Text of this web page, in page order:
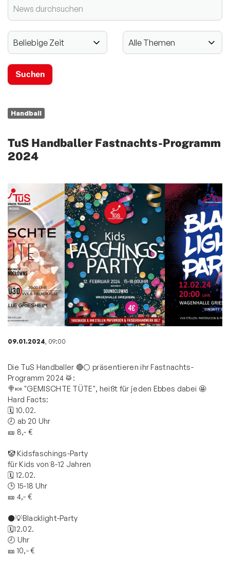
Handball
TuS Handballer Fastnachts-Programm
2024
09.01.2024, 09:00
Die TuS Handballer 🔴⚪ präsentieren ihr Fastnachts-
Programm 2024 🥁:
🍭🍬 "GEMISCHTE TÜTE", heißt für jeden Ebbes dabei 🤩
Hard Facts:
🗓️ 10.02.
🕗 ab 20 Uhr
🎫 8,- €
🤡 Kidsfaschings-Party
für Kids von 8-12 Jahren
🗓️ 12.02.
🕒 15-18 Uhr
🎫 4,- €
⚫💡Blacklight-Party
🗓️12.02.
🕗 Uhr
🎫 10,- €
2024 - 125-jähriges Jubiläum
Mitglieder-Service
Verantwortung